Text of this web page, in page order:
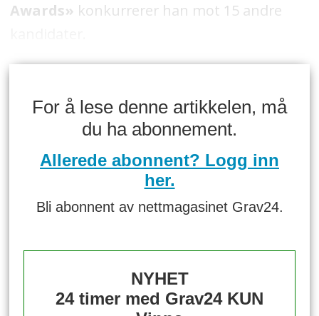
Awards» konkurrerer han mot 15 andre
For å lese denne artikkelen, må
du ha abonnement.
Allerede abonnent? Logg inn
her.
Bli abonnent av nettmagasinet Grav24.
NYHET
24 timer med Grav24 KUN